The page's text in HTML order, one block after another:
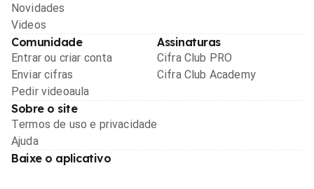
Novidades
Videos
Comunidade
Entrar ou criar conta
Enviar cifras
Pedir videoaula
Assinaturas
Cifra Club PRO
Cifra Club Academy
Sobre o site
Termos de uso e privacidade
Ajuda
Baixe o aplicativo